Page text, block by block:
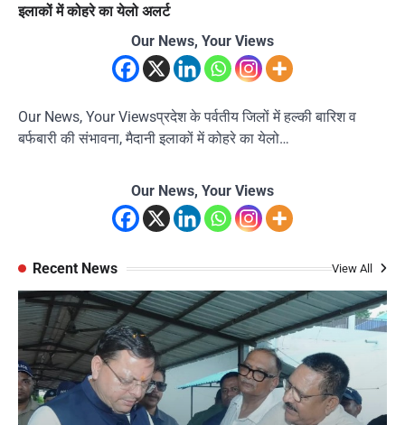
इलाकों में कोहरे का येलो अलर्ट
Our News, Your Views
Our News, Your Viewsप्रदेश के पर्वतीय जिलों में हल्की बारिश व
बर्फबारी की संभावना, मैदानी इलाकों में कोहरे का येलो…
Our News, Your Views
Recent News View All